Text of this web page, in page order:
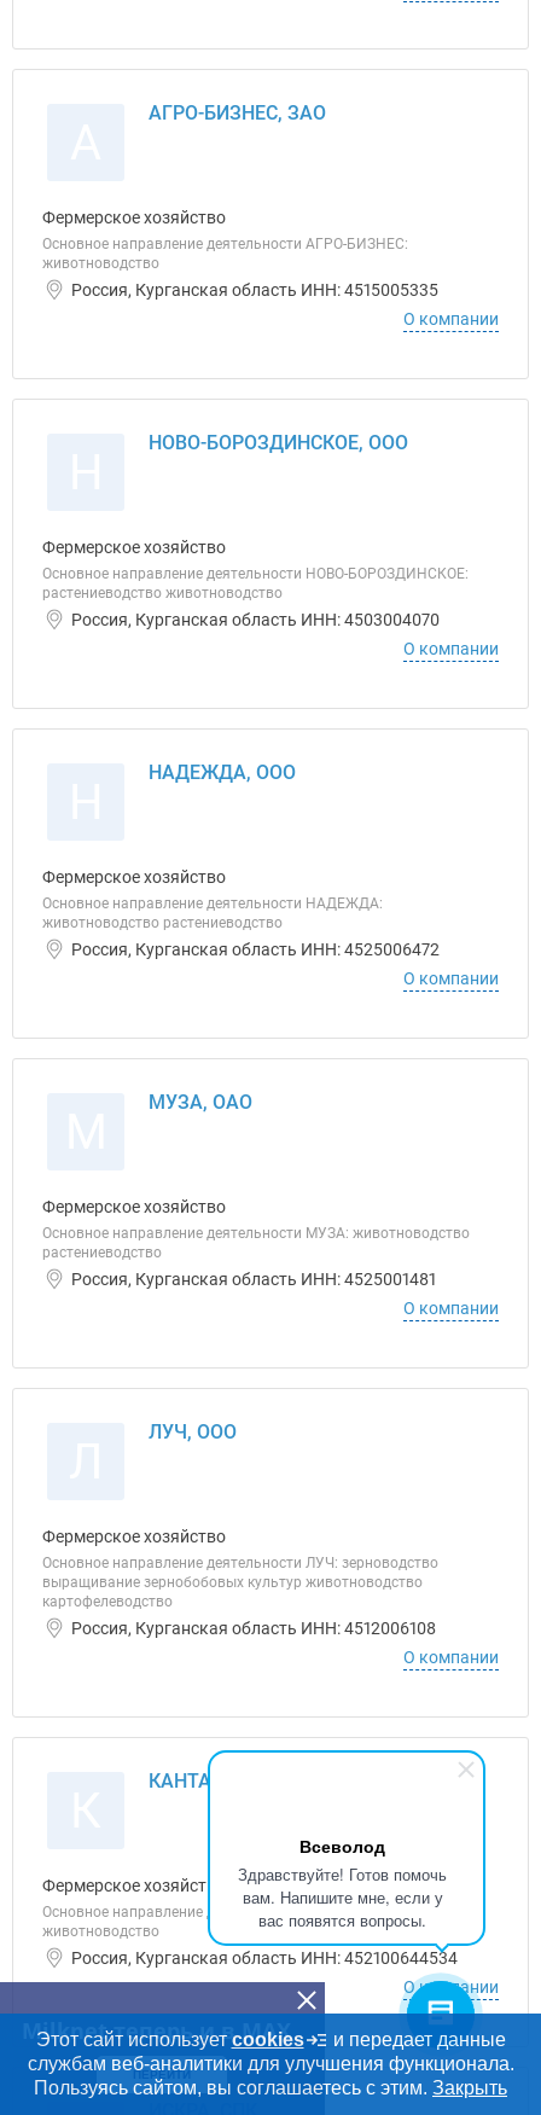
Всеволод
Здравствуйте! Готов помочь
вам. Напишите мне, если у
вас появятся вопросы.
АГРО-БИЗНЕС, ЗАО
Фермерское хозяйство
Основное направление деятельности АГРО-БИЗНЕС:
животноводство
Россия, Курганская область ИНН: 4515005335
О компании
НОВО-БОРОЗДИНСКОЕ, ООО
Фермерское хозяйство
Основное направление деятельности НОВО-БОРОЗДИНСКОЕ:
растениеводство животноводство
Россия, Курганская область ИНН: 4503004070
О компании
НАДЕЖДА, ООО
Фермерское хозяйство
Основное направление деятельности НАДЕЖДА:
животноводство растениеводство
Россия, Курганская область ИНН: 4525006472
О компании
МУЗА, ОАО
Фермерское хозяйство
Основное направление деятельности МУЗА: животноводство
растениеводство
Россия, Курганская область ИНН: 4525001481
О компании
ЛУЧ, ООО
Фермерское хозяйство
Основное направление деятельности ЛУЧ: зерноводство
выращивание зернобобовых культур животноводство
картофелеводство
Россия, Курганская область ИНН: 4512006108
О компании
КАНТАЕВ И.А., КФХ
Фермерское хозяйство
Основное направление деятельности КАНТАЕВ И.А.:
животноводство
Россия, Курганская область ИНН: 452100644534
О компании
Milknet теперь и в MAX
ПЕРЕЙТИ
Этот сайт использует cookies
и передает данные
службам веб-аналитики для улучшения функционала.
Пользуясь сайтом, вы соглашаетесь с этим. Закрыть